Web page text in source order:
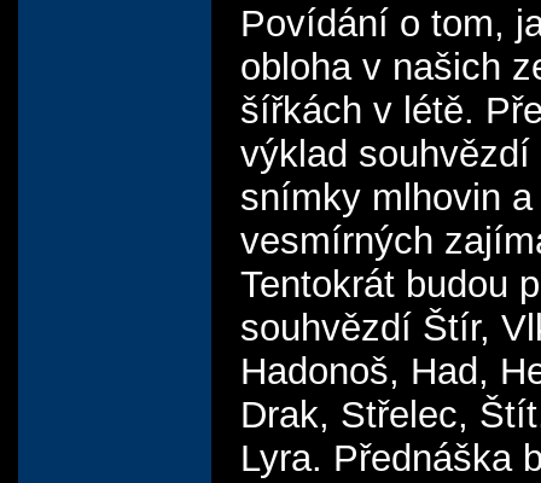
Povídání o tom,
obloha v našich
šířkách v létě.
výklad souhvězdí
snímky mlhovin
vesmírných
Tentokrát budou
souhvězdí Štír,
Hadonoš, Had,
Drak, Střelec,
Lyra. Přednáška